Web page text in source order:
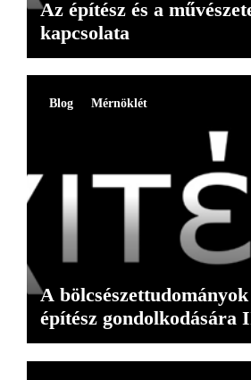
Az építész és a
kapcsolata
Blog Mérnöklét
A
építész gondolkodására